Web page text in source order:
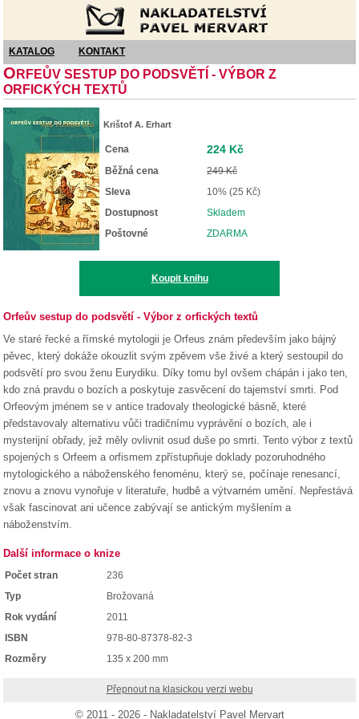
KATALOG KONTAKT
O RFEŮV SESTUP DO PODSVĚTÍ - VÝBOR Z
ORFICKÝCH TEXTŮ
Krištof A. Erhart
Cena 224 Kč
Běžná cena
249 Kč
Sleva
10% (25 Kč)
Dostupnost
Skladem
Poštovné
ZDARMA
Koupit knihu
Orfeův sestup do podsvětí - Výbor z orfických textů
Ve staré řecké a římské mytologii je Orfeus znám především jako bájný
pěvec, který dokáže okouzlit svým zpěvem vše živé a který sestoupil do
podsvětí pro svou ženu Eurydiku. Díky tomu byl ovšem chápán i jako ten,
kdo zná pravdu o bozích a poskytuje zasvěcení do tajemství smrti. Pod
Orfeovým jménem se v antice tradovaly theologické básně, které
představovaly alternativu vůči tradičnímu vyprávění o bozích, ale i
mysterijní obřady, jež měly ovlivnit osud duše po smrti. Tento výbor z textů
spojených s Orfeem a orfismem zpřístupňuje doklady pozoruhodného
mytologického a náboženského fenoménu, který se, počínaje renesancí,
znovu a znovu vynořuje v literatuře, hudbě a výtvarném umění. Nepřestává
však fascinovat ani učence zabývají se antickým myšlením a
náboženstvím.
Další informace o knize
Počet stran
236
Typ
Brožovaná
Rok vydání
2011
ISBN
978-80-87378-82-3
Rozměry
135 x 200 mm
Přepnout na klasickou verzi webu
© 2011 - 2026 - Nakladatelství Pavel Mervart